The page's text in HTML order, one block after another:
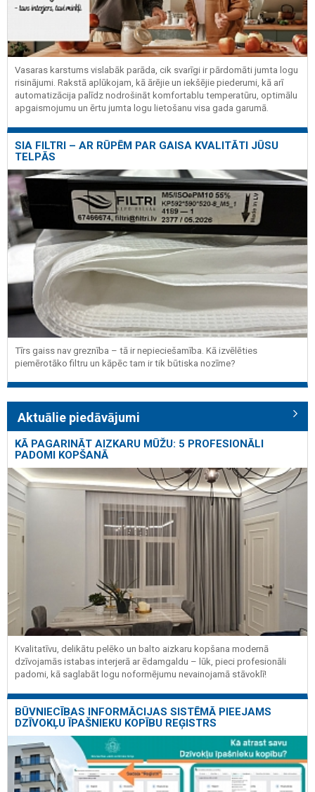
Vasaras karstums vislabāk parāda, cik svarīgi ir pārdomāti jumta logu
risinājumi. Rakstā aplūkojam, kā ārējie un iekšējie piederumi, kā arī
automatizācija palīdz nodrošināt komfortablu temperatūru, optimālu
apgaismojumu un ērtu jumta logu lietošanu visa gada garumā.
SIA FILTRI – AR RŪPĒM PAR GAISA KVALITĀTI JŪSU
TELPĀS
Tīrs gaiss nav greznība – tā ir nepieciešamība. Kā izvēlēties
piemērotāko filtru un kāpēc tam ir tik būtiska nozīme?
Aktuālie piedāvājumi
KĀ PAGARINĀT AIZKARU MŪŽU: 5 PROFESIONĀLI
PADOMI KOPŠANĀ
Kvalitatīvu, delikātu pelēko un balto aizkaru kopšana modernā
dzīvojamās istabas interjerā ar ēdamgaldu – lūk, pieci profesionāli
padomi, kā saglabāt logu noformējumu nevainojamā stāvoklī!
BŪVNIECĪBAS INFORMĀCIJAS SISTĒMĀ PIEEJAMS
DZĪVOKĻU ĪPAŠNIEKU KOPĪBU REĢISTRS